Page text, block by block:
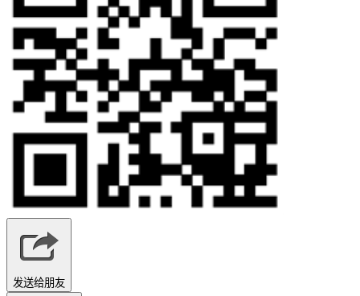
发送给朋友